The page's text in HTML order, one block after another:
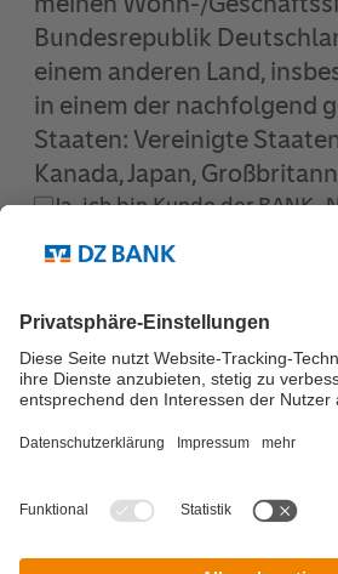
Bundesrepublik
einem anderen Land,
in einem der nachfolgend
Staaten: Vereinigte
Kanada, Japan,
Ja, ich bin Kunde der
Deutschland
Deutschland
Nicht einverstanden
Einverstanden